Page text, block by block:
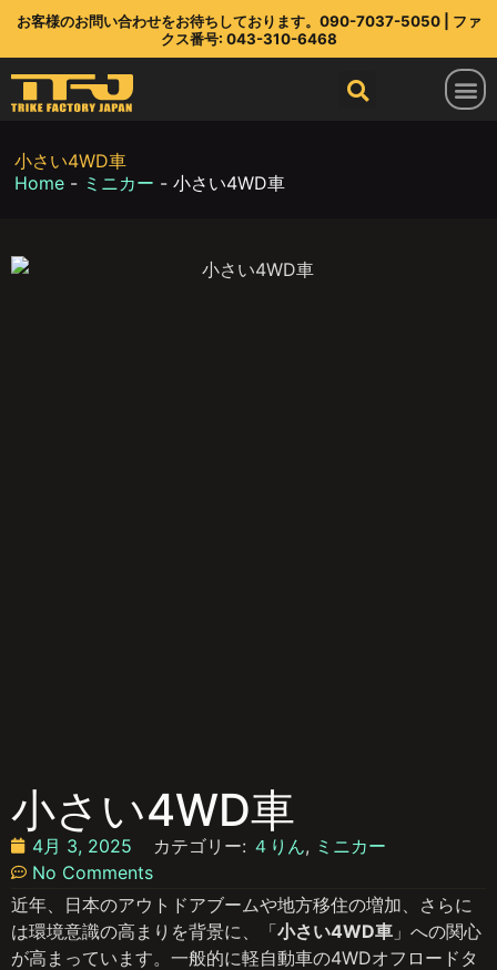
お客様のお問い合わせをお待ちしております。090-7037-5050 | ファ
クス番号: 043-310-6468
小さい4WD車
Home- ミニカー - 小さい4WD車
小さい4WD車
4月 3, 2025 カテゴリー: ４りん, ミニカー
No Comments
近年、日本のアウトドアブームや地方移住の増加、さらに
は環境意識の高まりを背景に、「小さい4WD車 」への関心
が高まっています。一般的に軽自動車の4WDオフロードタ